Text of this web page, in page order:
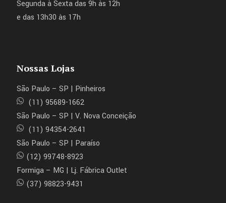
Segunda à Sexta das 9h às 12h
e das 13h30 às 17h
Nossas Lojas
São Paulo – SP | Pinheiros
(11) 95689-1662
São Paulo – SP | V. Nova Conceição
(11) 94354-2641
São Paulo – SP | Paraíso
(12) 99748-8923
Formiga – MG | Lj. Fábrica Outlet
(37) 98823-9431